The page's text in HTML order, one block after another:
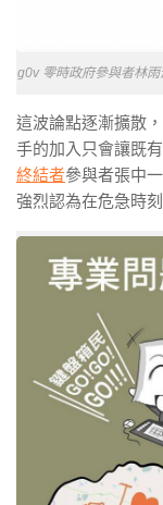
g0v 零時政府參與者林
這波論點逐漸擴散
手的加入只會讓既
終結者參與者張中
強烈認為在危急時